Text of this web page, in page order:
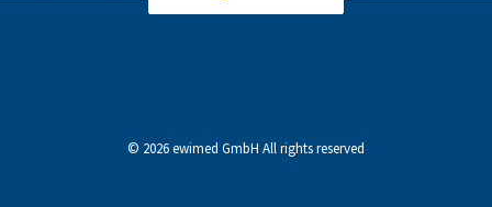
© 2026 ewimed GmbH All rights reserved